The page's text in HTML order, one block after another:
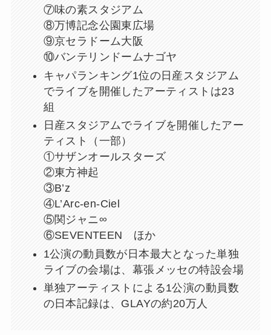
⑦味の素スタジアム
⑧万博記念公園東広場
⑨京セラドーム大阪
⑩バンテリンドームナゴヤ
キャパランキング1位の日産スタジアム
でライブを開催したアーティストは23
組
日産スタジアムでライブを開催したアー
ティスト（一部）
①サザンオールスターズ
②東方神起
③B’z
④L’Arc-en-Ciel
⑤関ジャニ∞
⑥SEVENTEEN ほか
1公演の動員数が日本最大となった単独
ライブの会場は、幕張メッセの特設会場
単独アーティストによる1公演の動員数
の日本記録は、GLAYの約20万人